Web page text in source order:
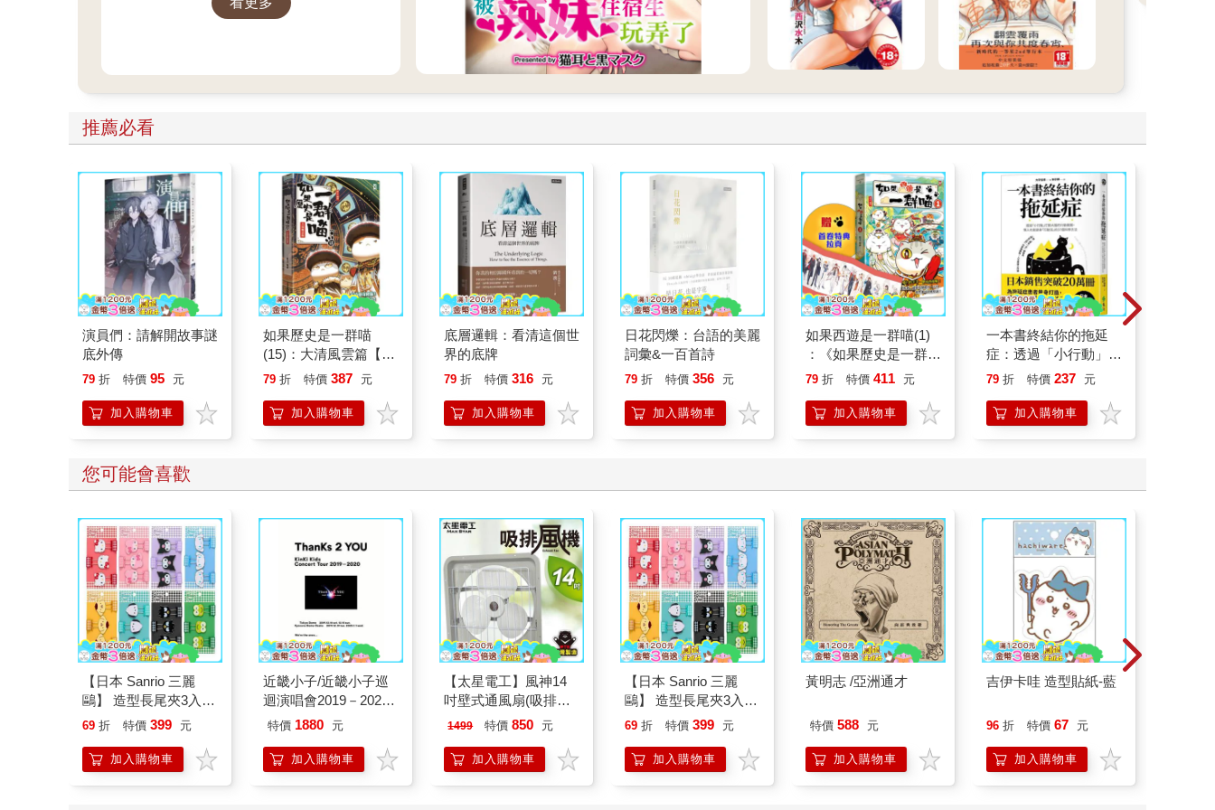
選，隨時開讀無負擔，立即體驗專屬
推薦必看
演員們：請解開故事謎
底外傳
79 折 特價 95 元
加入購物車
如果歷史是一群喵
(15)：大清風雲篇【萌
貓漫畫學歷史】
79 折 特價 387 元
加入購物車
底層邏輯：看清這個世
界的底牌
79 折 特價 316 元
加入購物車
日花閃爍：台語的美麗
詞彙&一百首詩
79 折 特價 356 元
加入購物車
如果西遊是一群喵(1)
：《如果歷史是一群
喵》作者最新力作，附
79 折 特價 411 元
加入購物車
一本書終結你的拖延
症：透過「小行動」打
開大腦的行動開關，懶
的37個科學方法
79 折 特價 237 元
加入購物車
您可能會喜歡
【日本 Sanrio 三麗
鷗】 造型長尾夾3入組
(8款可選) 凱蒂貓 Hello
企鵝
69 折 特價 399 元
加入購物車
近畿小子/近畿小子巡
迴演唱會2019－2020
ThanKs 2 YOU 藍光初
特價 1880 元
加入購物車
【太星電工】風神14
吋壁式通風扇(吸排風
機)
1499 特價 850 元
加入購物車
【日本 Sanrio 三麗
鷗】 造型長尾夾3入組
(8款可選) 凱蒂貓 Hello
企鵝
69 折 特價 399 元
加入購物車
黃明志 /亞洲通才
特價 588 元
加入購物車
吉伊卡哇 造型貼紙-藍
96 折 特價 67 元
加入購物車